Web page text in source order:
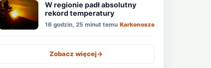
W regionie padł absolutny
rekord temperatury
16 godzin, 25 minut temu Karkonosze
Zobacz więcej->